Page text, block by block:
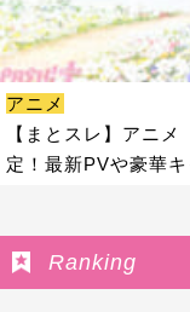
アニメ
【まとスレ】アニ
定！最新PVや豪華
Ranking